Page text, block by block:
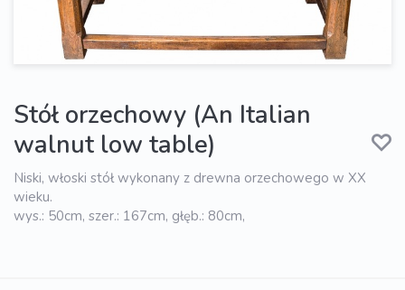
Stół orzechowy (An Italian
walnut low table)
Niski, włoski stół wykonany z drewna orzechowego w XX
wieku.
wys.: 50cm, szer.: 167cm, głęb.: 80cm,